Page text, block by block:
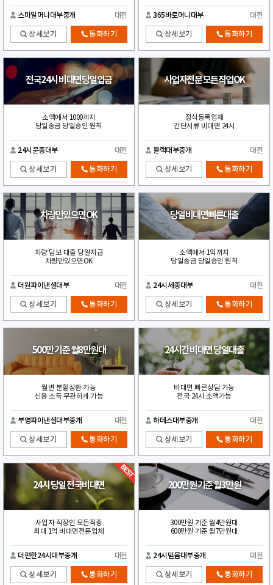
스마일머니대부중개 대전
상세보기 통화하기
365바로머니대부 대전
상세보기 통화하기
전국24시 비대면당일입금
소액에서 1000까지
당일송금 당일승인 원칙
24시문종대부 대전
상세보기 통화하기
사업자전문 모든직업OK
정식등록업체
간단서류 비대면 24시
블랙대부중개 대전
상세보기 통화하기
차량만있으면OK
차량 담보 대출 당일지급
차량만있으면OK
더원파이낸셜대부 대전
상세보기 통화하기
당일비대면빠른대출
소액에서 1억까지
당일송금 당일승인 원칙
24시세종대부 대전
상세보기 통화하기
500만 기준 월8만원대
월변 분할상환 가능
신용 소득 무관하게 가능
부영파이낸셜대부중개 대전
상세보기 통화하기
24시간 비대면 당일대출
비대면 빠른상담 가능
전국 24시 소액가능
하데스대부중개 대전
상세보기 통화하기
24시 당일 전국비대면
사업자 직장인 모든직종
최대 1억 비대면전문업체
더편한24시대부중개 대전
상세보기 통화하기
200만원 기준 월3만원
300만원 기준 월4만원대
600만원 기준 월7만원대
24시믿음대부중개 대전
상세보기 통화하기